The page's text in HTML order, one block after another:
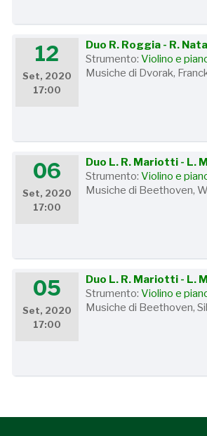
12
Set, 2020
17:00
Duo R. Roggia - R.
Strumento:Violino e
Musiche di Dvorak,
06
Set, 2020
17:00
Duo L. R. Mariotti - L.
Strumento:Violino e
Musiche di Beethoven,
05
Set, 2020
17:00
Duo L. R. Mariotti - L.
Strumento:Violino e
Musiche di Beethoven,